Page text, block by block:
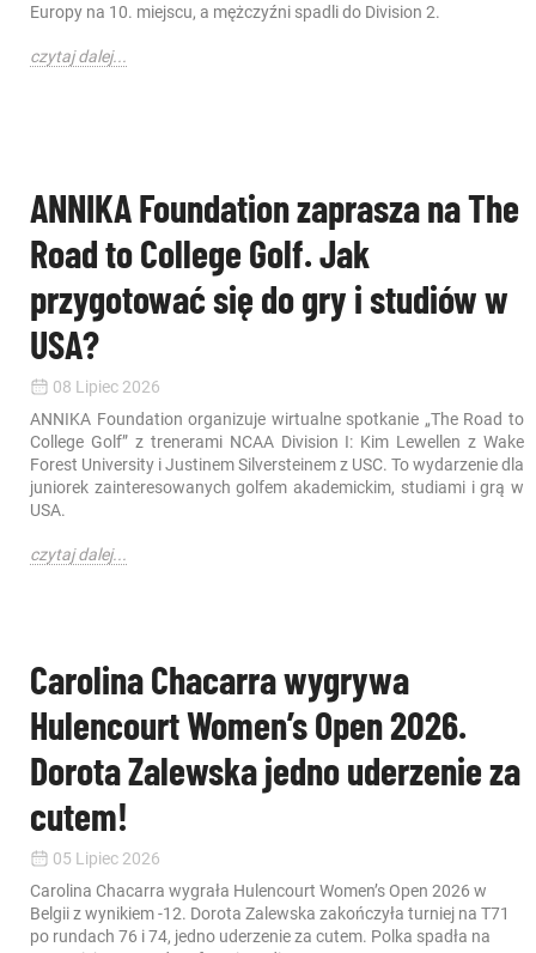
Europy na 10. miejscu, a mężczyźni spadli do Division 2.
czytaj dalej...
ANNIKA Foundation zaprasza na The
Road to College Golf. Jak
przygotować się do gry i studiów w
USA?
08 Lipiec 2026
ANNIKA Foundation organizuje wirtualne spotkanie „The Road to
College Golf” z trenerami NCAA Division I: Kim Lewellen z Wake
Forest University i Justinem Silversteinem z USC. To wydarzenie dla
juniorek zainteresowanych golfem akademickim, studiami i grą w
USA.
czytaj dalej...
Carolina Chacarra wygrywa
Hulencourt Women’s Open 2026.
Dorota Zalewska jedno uderzenie za
cutem!
05 Lipiec 2026
Carolina Chacarra wygrała Hulencourt Women’s Open 2026 w
Belgii z wynikiem -12. Dorota Zalewska zakończyła turniej na T71
po rundach 76 i 74, jedno uderzenie za cutem. Polka spadła na